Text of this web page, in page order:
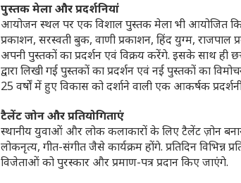
पुस्तक मेला और प्रदर्शनियां
आयोजन स्थल पर एक विशाल पुस्तक मेला भी आयोजित
प्रकाशन, सरस्वती बुक, वाणी प्रकाशन, हिंद युग्म, राजपाल
अपनी पुस्तकों का प्रदर्शन एवं विक्रय करेंगे. इसके साथ ही
द्वारा लिखी गई पुस्तकों का प्रदर्शन एवं नई पुस्तकों का
25 वर्षों में हुए विकास को दर्शाने वाली एक आकर्षक
टैलेंट जोन और प्रतियोगिताएं
स्थानीय युवाओं और लोक कलाकारों के लिए टैलेंट ज़ोन
लोकनृत्य, गीत-संगीत जैसे कार्यक्रम होंगे. प्रतिदिन
विजेताओं को पुरस्कार और प्रमाण-पत्र प्रदान किए जाएंगे.